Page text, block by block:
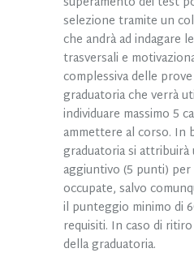
selezione tramite un
che andrà ad indagare
trasversali e
complessiva delle
graduatoria che verrà
individuare massimo 5
ammettere al corso. In
graduatoria si
aggiuntivo (5 punti)
occupate, salvo
il punteggio minimo di
requisiti. In caso di
della graduatoria.